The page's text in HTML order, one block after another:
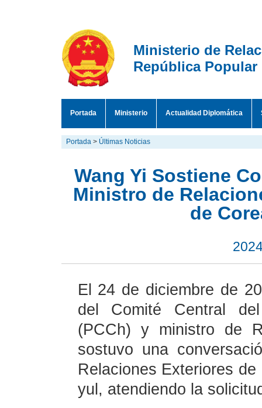
Ministerio de
República Popular
Portada Ministerio Actualidad Diplomática
Portada > Últimas Noticias
Wang Yi Sostiene
Ministro de
de
El 24 de diciembre de
del Comité Central
(PCCh) y ministro de
sostuvo una
Relaciones Exteriores
yul, atendiendo la